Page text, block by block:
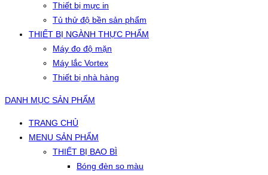
Thiết bị mực in
Tủ thử độ bền sản phẩm
THIẾT BỊ NGÀNH THỰC PHẨM
Máy đo độ mặn
Máy lắc Vortex
Thiết bị nhà hàng
DANH MỤC SẢN PHẨM
TRANG CHỦ
MENU SẢN PHẨM
THIẾT BỊ BAO BÌ
Bóng đèn so màu